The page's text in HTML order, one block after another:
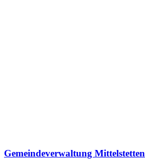
Gemeindeverwaltung Mittelstetten